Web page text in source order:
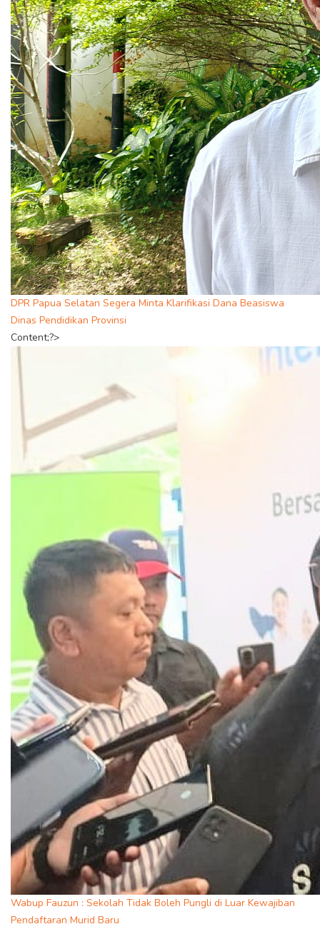
DPR Papua Selatan Segera Minta Klarifikasi Dana Beasiswa
Dinas Pendidikan Provinsi
Content;?>
Wabup Fauzun : Sekolah Tidak Boleh Pungli di Luar Kewajiban
Pendaftaran Murid Baru